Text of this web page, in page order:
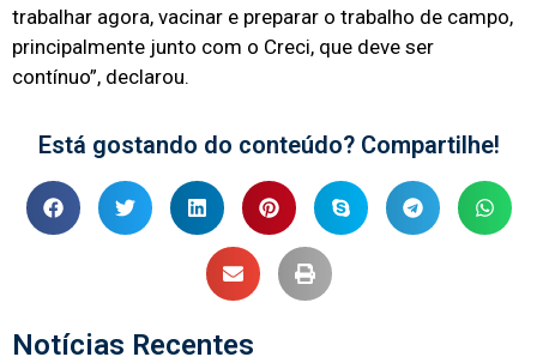
trabalhar agora, vacinar e preparar o trabalho de campo,
principalmente junto com o Creci, que deve ser
contínuo”, declarou.
Está gostando do conteúdo? Compartilhe!
Notícias Recentes